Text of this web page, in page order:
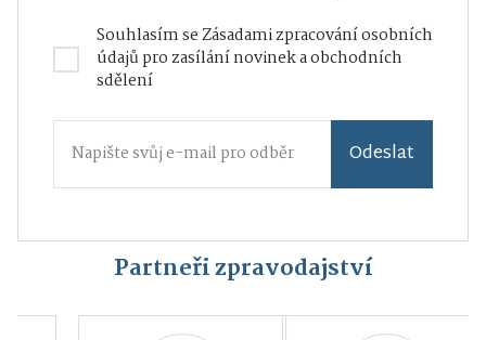
Souhlasím seZásadami zpracování osobních
údajůpro zasílání novinek a obchodních
sdělení
Odeslat
Partneři zpravodajství